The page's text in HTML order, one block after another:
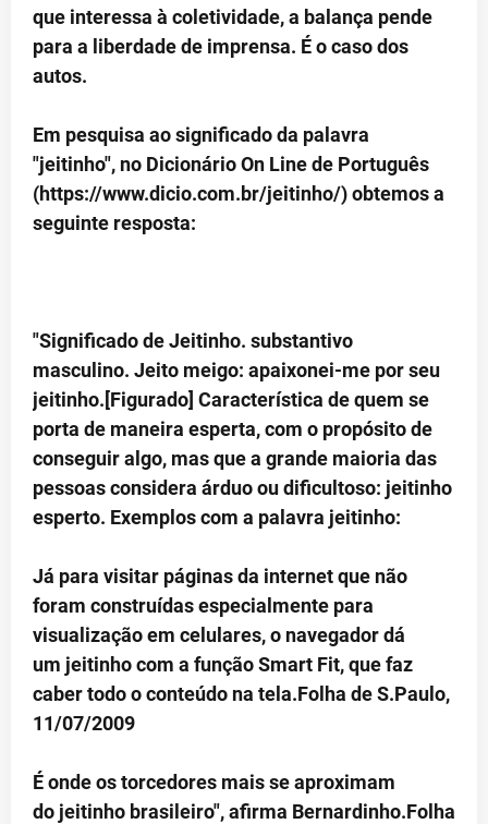
que interessa à coletividade, a balança pende
para a liberdade de imprensa. É o caso dos
autos.
Em pesquisa ao significado da palavra
"jeitinho", no Dicionário On Line de Português
(https://www.dicio.com.br/jeitinho/) obtemos a
seguinte resposta:
"Significado de Jeitinho. substantivo
masculino. Jeito meigo: apaixonei-me por seu
jeitinho.[Figurado] Característica de quem se
porta de maneira esperta, com o propósito de
conseguir algo, mas que a grande maioria das
pessoas considera árduo ou dificultoso: jeitinho
esperto. Exemplos com a palavra jeitinho:
Já para visitar páginas da internet que não
foram construídas especialmente para
visualização em celulares, o navegador dá
um jeitinho com a função Smart Fit, que faz
caber todo o conteúdo na tela.Folha de S.Paulo,
11/07/2009
É onde os torcedores mais se aproximam
do jeitinho brasileiro", afirma Bernardinho.Folha